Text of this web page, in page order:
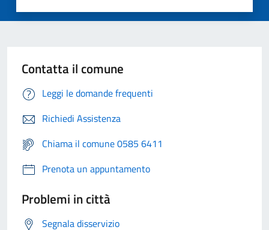
Contatta il comune
Leggi le domande frequenti
Richiedi Assistenza
Chiama il comune 0585 6411
Prenota un appuntamento
Problemi in città
Segnala disservizio